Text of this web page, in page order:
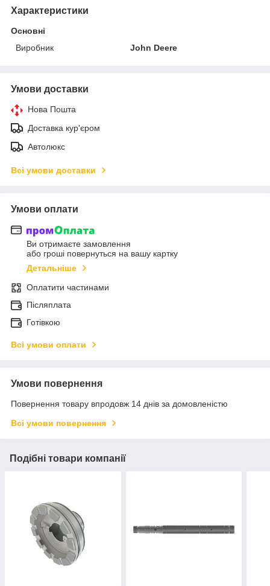
Характеристики
Основні
Виробник
John Deere
Умови доставки
Нова Пошта
Доставка кур'єром
Автолюкс
Всі умови доставки
Умови оплати
Ви отримаєте замовлення
або гроші повернуться на вашу картку
Детальніше
Оплатити частинами
Післяплата
Готівкою
Всі умови оплати
Умови повернення
Повернення товару впродовж 14 днів за домовленістю
Всі умови повернення
Подібні товари компанії